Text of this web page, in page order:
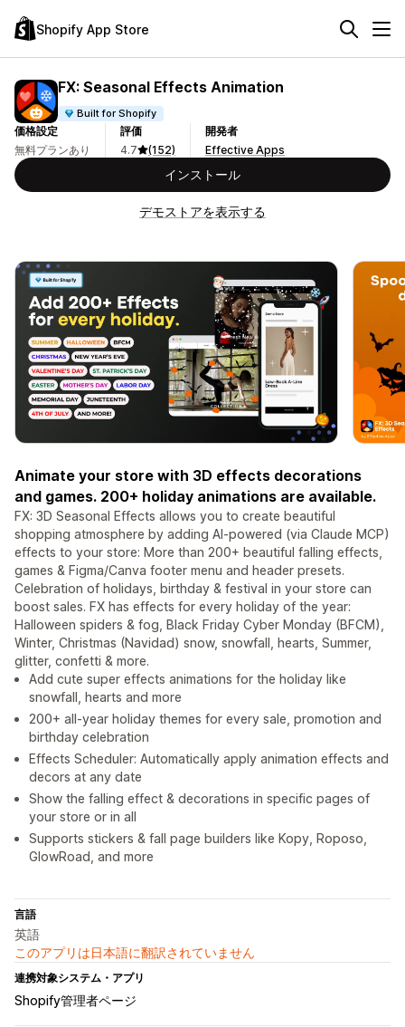
Shopify App Store
FX: Seasonal Effects Animation
Built for Shopify
価格設定
無料プランあり
評価
4.7
(152)
開発者
Effective Apps
インストール
デモストアを表示する
Animate your store with 3D effects decorations
and games. 200+ holiday animations are available.
FX: 3D Seasonal Effects allows you to create beautiful
shopping atmosphere by adding AI-powered (via Claude MCP)
effects to your store: More than 200+ beautiful falling effects,
games & Figma/Canva footer menu and header presets.
Celebration of holidays, birthday & festival in your store can
boost sales. FX has effects for every holiday of the year:
Halloween spiders & fog, Black Friday Cyber Monday (BFCM),
Winter, Christmas (Navidad) snow, snowfall, hearts, Summer,
glitter, confetti & more.
Add cute super effects animations for the holiday like
snowfall, hearts and more
200+ all-year holiday themes for every sale, promotion and
birthday celebration
Effects Scheduler: Automatically apply animation effects and
decors at any date
Show the falling effect & decorations in specific pages of
your store or in all
Supports stickers & fall page builders like Kopy, Roposo,
GlowRoad, and more
言語
英語
このアプリは日本語に翻訳されていません
連携対象システム・アプリ
Shopify管理者ページ